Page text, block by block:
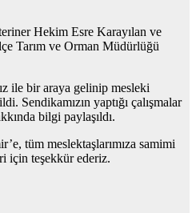
Hekim Esre Karayılan ve
Tarım ve Orman Müdürlüğü
ile bir araya gelinip mesleki
Sendikamızın yaptığı çalışmalar
bilgi paylaşıldı.
tüm meslektaşlarımıza samimi
için teşekkür ederiz.